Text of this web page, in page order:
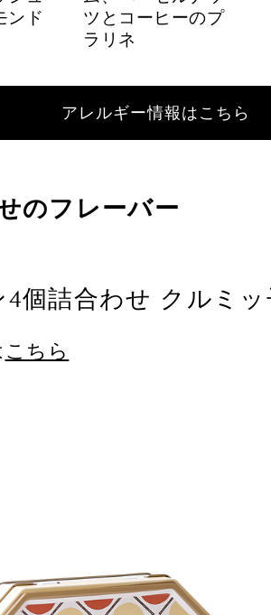
ンド
ツとコーヒーのプ
ラリネ
アレルギー情報はこちら
のフレーバー
個詰合わせ クルミ
こちら